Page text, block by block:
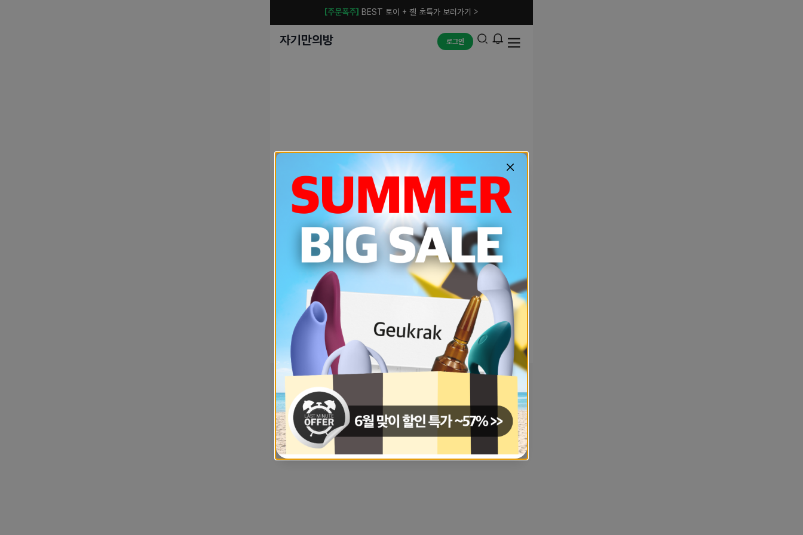
[주문폭주] BEST 토이 + 젤 초특가 보러가기 >
자기만의방 로그인
예상치 못한 에러입니다.